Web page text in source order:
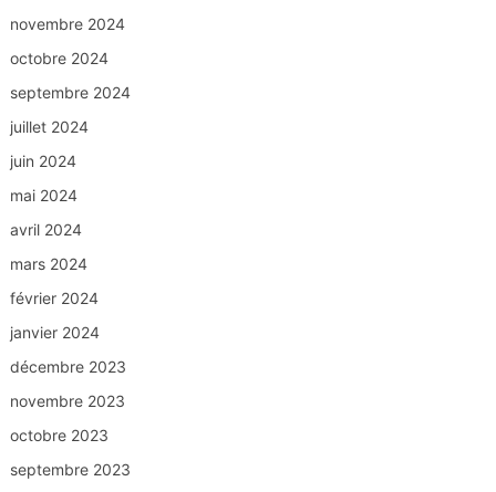
novembre 2024
octobre 2024
septembre 2024
juillet 2024
juin 2024
mai 2024
avril 2024
mars 2024
février 2024
janvier 2024
décembre 2023
novembre 2023
octobre 2023
septembre 2023